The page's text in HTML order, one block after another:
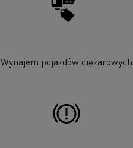
Wynajem pojazdów ciężarowych